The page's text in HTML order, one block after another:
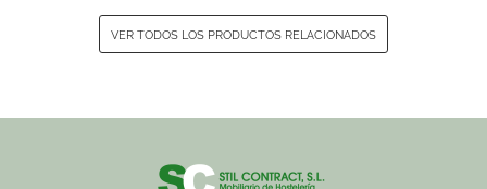
VER TODOS LOS PRODUCTOS RELACIONADOS